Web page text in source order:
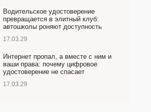
Водительское удостоверение
превращается в элитный клуб:
автошколы роняют доступность
17.03.29
Интернет пропал, а вместе с ним и
ваши права: почему цифровое
удостоверение не спасает
17.03.29